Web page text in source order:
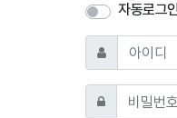
자동로그
아이디 필수
비밀번호 필수